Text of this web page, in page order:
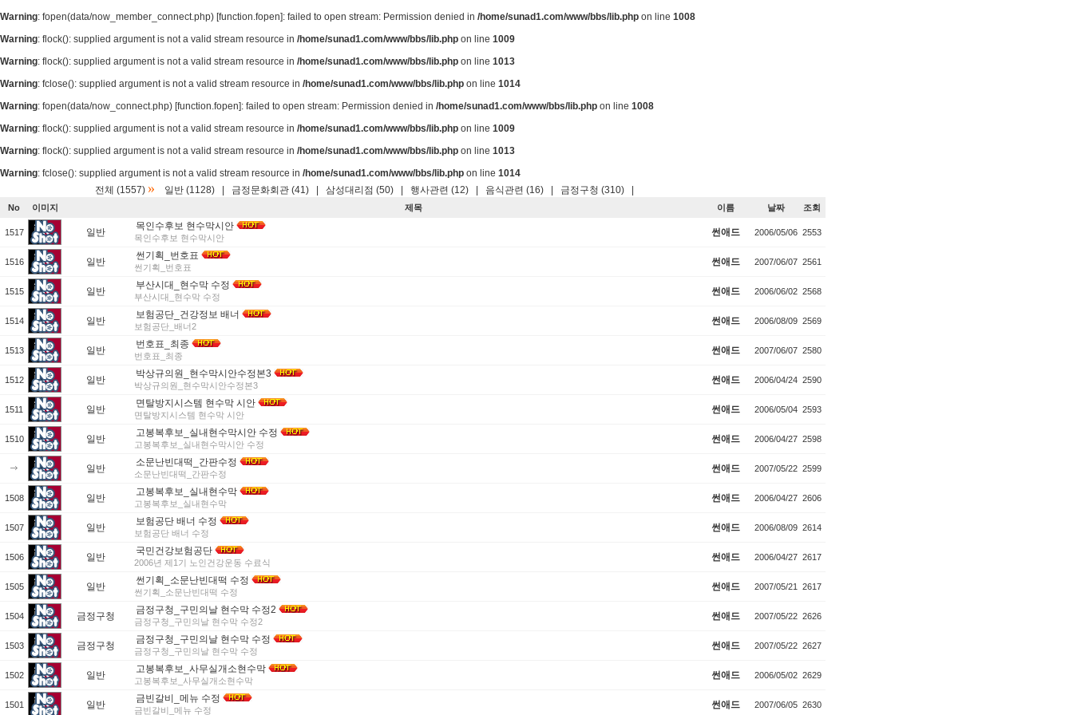
Warning: fopen(data/now_member_connect.php) [function.fopen]: failed to open stream: Permission denied in /home/sunad1.com/www/bbs/lib.php on line 1008
Warning: flock(): supplied argument is not a valid stream resource in /home/sunad1.com/www/bbs/lib.php on line 1009
Warning: flock(): supplied argument is not a valid stream resource in /home/sunad1.com/www/bbs/lib.php on line 1013
Warning: fclose(): supplied argument is not a valid stream resource in /home/sunad1.com/www/bbs/lib.php on line 1014
Warning: fopen(data/now_connect.php) [function.fopen]: failed to open stream: Permission denied in /home/sunad1.com/www/bbs/lib.php on line 1008
Warning: flock(): supplied argument is not a valid stream resource in /home/sunad1.com/www/bbs/lib.php on line 1009
Warning: flock(): supplied argument is not a valid stream resource in /home/sunad1.com/www/bbs/lib.php on line 1013
Warning: fclose(): supplied argument is not a valid stream resource in /home/sunad1.com/www/bbs/lib.php on line 1014
전체 (1557) » 일반 (1128) 금정문화회관 (41) 삼성대리점 (50) 행사관련 (12) 음식관련 (16) 금정구청 (310)
No 이미지 제목 이름 날짜 조회
1517 일반
목인수후보 현수막시안
목인수후보 현수막시안 썬애드 2006/05/06 2553
1516 일반
썬기획_번호표
썬기획_번호표 썬애드 2007/06/07 2561
1515 일반
부산시대_현수막 수정
부산시대_현수막 수정 썬애드 2006/06/02 2568
1514 일반
보험공단_건강정보 배너
보험공단_배너2 썬애드 2006/08/09 2569
1513 일반
번호표_최종
번호표_최종 썬애드 2007/06/07 2580
1512 일반
박상규의원_현수막시안수정본3
박상규의원_현수막시안수정본3 썬애드 2006/04/24 2590
1511 일반
면탈방지시스템 현수막 시안
면탈방지시스템 현수막 시안 썬애드 2006/05/04 2593
1510 일반
고봉복후보_실내현수막시안 수정
고봉복후보_실내현수막시안 수정 썬애드 2006/04/27 2598
일반
소문난빈대떡_간판수정
소문난빈대떡_간판수정 썬애드 2007/05/22 2599
1508 일반
고봉복후보_실내현수막
고봉복후보_실내현수막 썬애드 2006/04/27 2606
1507 일반
보험공단 배너 수정
보험공단 배너 수정 썬애드 2006/08/09 2614
1506 일반
국민건강보험공단
2006년 제1기 노인건강운동 수료식 썬애드 2006/04/27 2617
1505 일반
썬기획_소문난빈대떡 수정
썬기획_소문난빈대떡 수정 썬애드 2007/05/21 2617
1504 금정구청
금정구청_구민의날 현수막 수정2
금정구청_구민의날 현수막 수정2 썬애드 2007/05/22 2626
1503 금정구청
금정구청_구민의날 현수막 수정
금정구청_구민의날 현수막 수정 썬애드 2007/05/22 2627
1502 일반
고봉복후보_사무실개소현수막
고봉복후보_사무실개소현수막 썬애드 2006/05/02 2629
1501 일반
금빈갈비_메뉴 수정
금빈갈비_메뉴 수정 썬애드 2007/06/05 2630